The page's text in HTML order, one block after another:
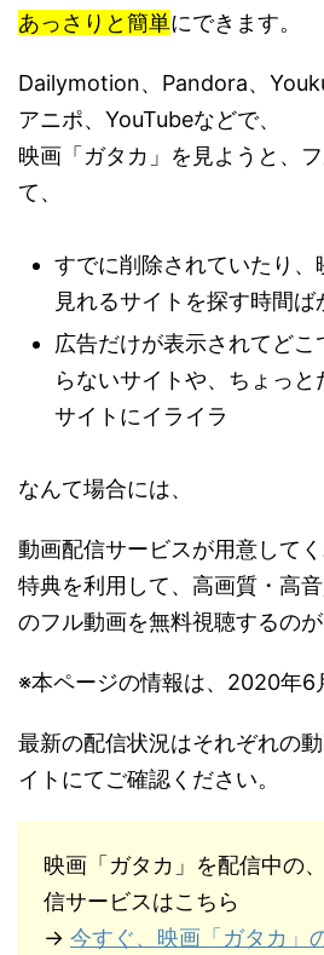
あっさりと簡単にできます。
Dailymotion、Pandora、
アニポ、YouTubeなどで、
映画「ガタカ」を見ようと、
て、
すでに削除されていたり、
見れるサイトを探す時間ば
広告だけが表示されてど
らないサイトや、ちょっ
サイトにイライラ
なんて場合には、
動画配信サービスが用意して
特典を利用して、高画質・高
のフル動画を無料視聴するのが
※本ページの情報は、2020年6
最新の配信状況はそれぞれの
イトにてご確認ください。
映画「ガタカ」を配信中の
信サービスはこちら
→ 今すぐ、映画「ガタカ」